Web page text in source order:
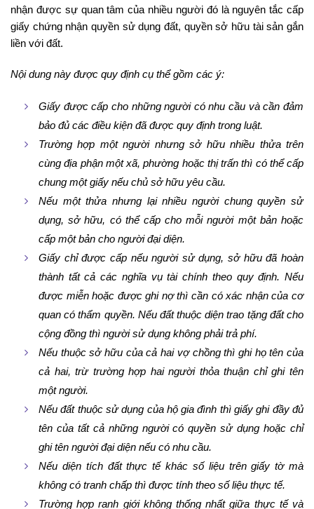
nhận được sự quan tâm của nhiều người đó là nguyên tắc cấp
giấy chứng nhận quyền sử dụng đất, quyền sở hữu tài sản gắn
liền với đất.
Nội dung này được quy định cụ thể gồm các ý:
Giấy được cấp cho những người có nhu cầu và cần đảm
bảo đủ các điều kiện đã được quy định trong luật.
Trường hợp một người nhưng sở hữu nhiều thửa trên
cùng địa phận một xã, phường hoặc thị trấn thì có thể cấp
chung một giấy nếu chủ sở hữu yêu cầu.
Nếu một thửa nhưng lại nhiều người chung quyền sử
dụng, sở hữu, có thể cấp cho mỗi người một bản hoặc
cấp một bản cho người đại diện.
Giấy chỉ được cấp nếu người sử dụng, sở hữu đã hoàn
thành tất cả các nghĩa vụ tài chính theo quy định. Nếu
được miễn hoặc được ghi nợ thì cần có xác nhận của cơ
quan có thẩm quyền. Nếu đất thuộc diện trao tặng đất cho
cộng đồng thì người sử dụng không phải trả phí.
Nếu thuộc sở hữu của cả hai vợ chồng thì ghi họ tên của
cả hai, trừ trường hợp hai người thỏa thuận chỉ ghi tên
một người.
Nếu đất thuộc sử dụng của hộ gia đình thì giấy ghi đầy đủ
tên của tất cả những người có quyền sử dụng hoặc chỉ
ghi tên người đại diện nếu có nhu cầu.
Nếu diện tích đất thực tế khác số liệu trên giấy tờ mà
không có tranh chấp thì được tính theo số liệu thực tế.
Trường hợp ranh giới không thống nhất giữa thực tế và